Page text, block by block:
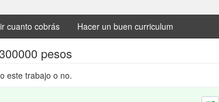
cuanto cobrás Hacer un buen curriculum
pesos
este trabajo o no.